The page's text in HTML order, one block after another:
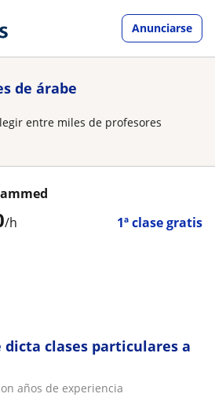
Anunciarse
de árabe
entre miles de profesores
/h 1ª clase gratis
dicta clases particulares a
años de experiencia